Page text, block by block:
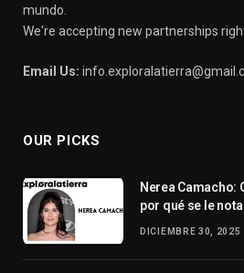
mundo.
We're accepting new partnerships
Email Us:
OUR PICKS
Nerea Camacho:
por qué se le nota
DICIEMBRE 30, 2025